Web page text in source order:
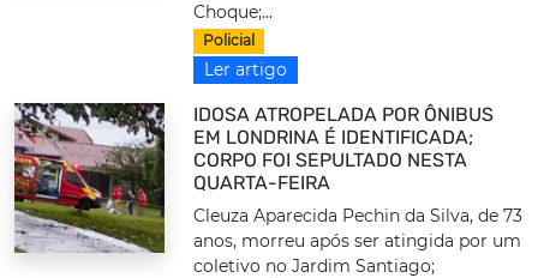
Choque;...
Policial
Ler artigo
IDOSA ATROPELADA POR ÔNIBUS
EM LONDRINA É IDENTIFICADA;
CORPO FOI SEPULTADO NESTA
QUARTA-FEIRA
Cleuza Aparecida Pechin da Silva, de 73
anos, morreu após ser atingida por um
coletivo no Jardim Santiago;